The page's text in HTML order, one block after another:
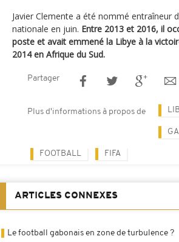
Javier Clemente a été nommé entraîneur
nationale en juin. Entre 2013 et 2016, il
poste et avait emmené la Libye à la
2014 en Afrique du Sud.
Partager
Plus d'informations à propos de
FOOTBALL FIFA
ARTICLES CONNEXES
Le football gabonais en zone de turbulence ?